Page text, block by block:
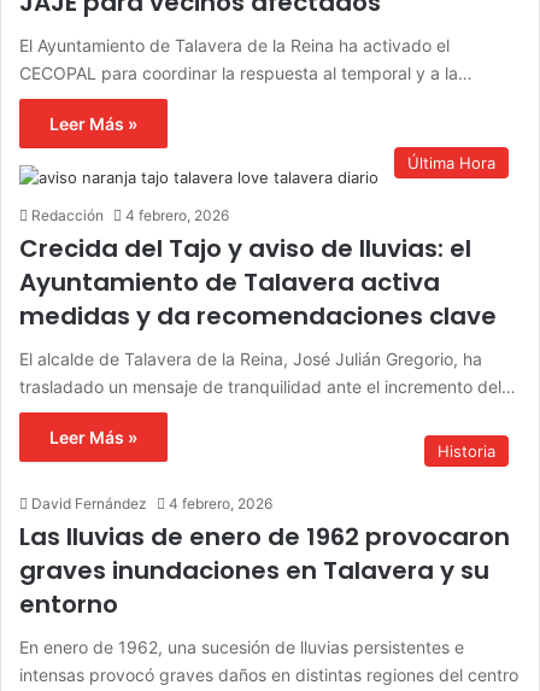
El Ayuntamiento de Talavera de la Reina ha activado el
CECOPAL para coordinar la respuesta al temporal y a la…
Leer Más »
Última Hora
Redacción 4 febrero, 2026
Crecida del Tajo y aviso de lluvias: el
Ayuntamiento de Talavera activa
medidas y da recomendaciones clave
El alcalde de Talavera de la Reina, José Julián Gregorio, ha
trasladado un mensaje de tranquilidad ante el incremento del…
Leer Más »
Historia
David Fernández 4 febrero, 2026
Las lluvias de enero de 1962 provocaron
graves inundaciones en Talavera y su
entorno
En enero de 1962, una sucesión de lluvias persistentes e
intensas provocó graves daños en distintas regiones del centro